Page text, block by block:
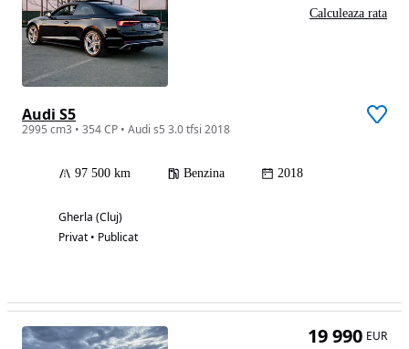
Audi S5
2995 cm3 • 354 CP • Audi s5 3.0 tfsi 2018
97 500 km Benzina 2018
Gherla (Cluj)
Privat • Publicat
Calculeaza rata
19 990 EUR